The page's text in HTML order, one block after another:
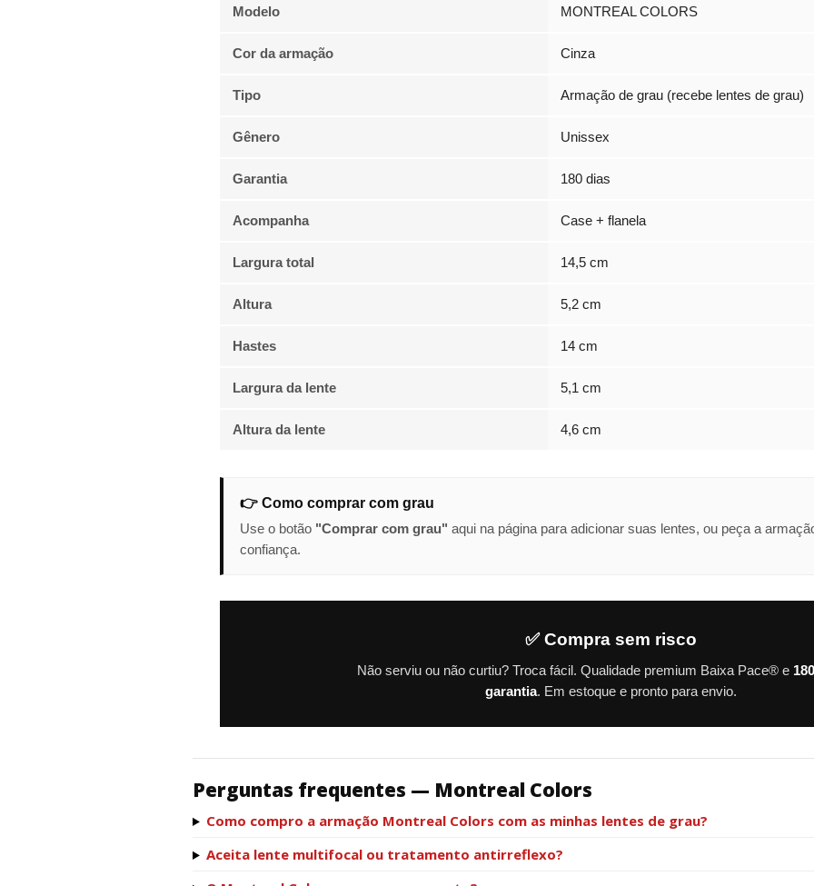
Modelo MONTREAL COLORS
Cor da armação Cinza
Tipo Armação de grau (recebe lentes de grau)
Gênero Unissex
Garantia 180 dias
Acompanha Case + flanela
Largura total 14,5 cm
Altura 5,2 cm
Hastes 14 cm
Largura da lente 5,1 cm
Altura da lente 4,6 cm
👉 Como comprar com grau
Use o botão "Comprar com grau" aqui na página para adicionar suas lentes, ou peça a
confiança.
✅ Compra sem risco
Não serviu ou não curtiu? Troca fácil. Qualidade premium Baixa Pace® e
garantia. Em estoque e pronto para envio.
Perguntas frequentes — Montreal Colors
Como compro a armação Montreal Colors com as minhas lentes de grau?
Aceita lente multifocal ou tratamento antirreflexo?